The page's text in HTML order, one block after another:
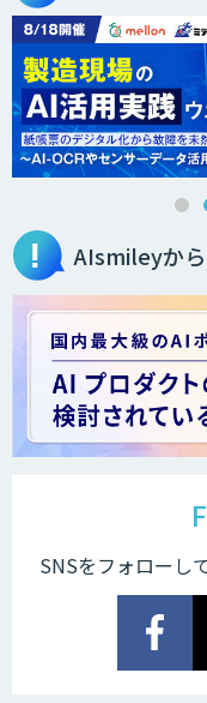
法
員
2
＜
AIsmileyか
SNSをフォローし